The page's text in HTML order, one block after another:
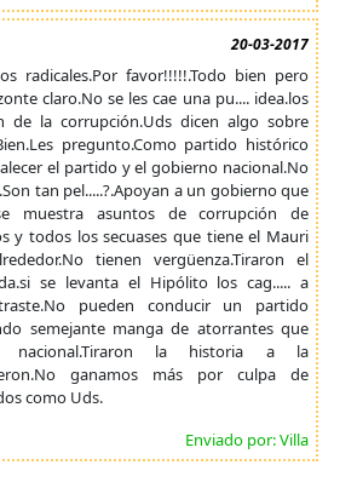
20-03-2017
radicales.Por favor!!!!!.Todo bien pero
claro.No se les cae una pu.... idea.los
de la corrupción.Uds dicen algo sobre
pregunto.Como partido histórico
el partido y el gobierno nacional.No
tan pel.....?.Apoyan a un gobierno que
muestra asuntos de corrupción de
y todos los secuases que tiene el Mauri
tienen vergüenza.Tiraron el
se levanta el Hipólito los cag..... a
pueden conducir un partido
semejante manga de atorrantes que
la historia a la
ganamos más por culpa de
como Uds.
Enviado por: Villa